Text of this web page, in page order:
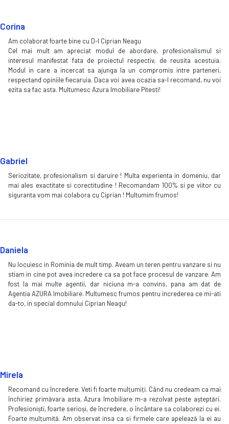
Corina
Am colaborat foarte bine cu D-l Ciprian Neagu
Cel mai mult am apreciat modul de abordare, profesionalismul si
interesul manifestat fata de proiectul respectiv, de reusita acestuia.
Modul in care a incercat sa ajunga la un compromis intre parteneri,
respectand opiniile fiecaruia. Daca voi avea ocazia sa-l recomand, nu voi
ezita sa fac asta. Multumesc Azura Imobiliare Pitesti!
Gabriel
Seriozitate, profesionalism si daruire ! Multa experienta in domeniu, dar
mai ales exactitate si corectitudine ! Recomandam 100% si pe viitor cu
siguranta vom mai colabora cu Ciprian ! Multumim frumos!
Daniela
Nu locuiesc in Rominia de mult timp. Aveam un teren pentru vanzare si nu
stiam in cine pot avea incredere ca sa pot face procesul de vanzare. Am
fost la mai multe agentii, dar niciuna m-a convins, pana am dat de
Agentia AZURA Imobiliare. Multumesc frumos pentru increderea ce mi-ati
da-to, in special domnului Ciprian Neagu!
Mirela
Recomand cu încredere. Veti fi foarte mulțumiți. Când nu credeam ca mai
închiriez primăvara asta, Azura Imobiliare m-a rezolvat peste așteptări.
Profesioniști, foarte serioși, de încredere, o încântare sa colaborezi cu ei.
Foarte mulțumită. Am observat insa ca si firmele care apelează la ei au